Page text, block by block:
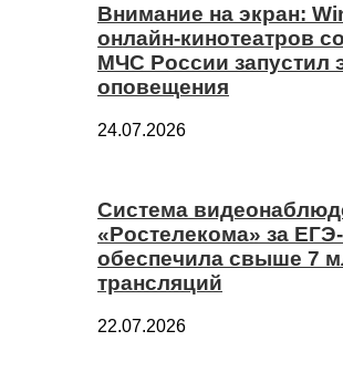
Внимание на экран:
онлайн-кинотеатров
МЧС России запустил
оповещения
24.07.2026
Система
«Ростелекома» за
обеспечила свыше 7
трансляций
22.07.2026